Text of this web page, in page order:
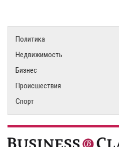
Политика
Недвижимость
Бизнес
Происшествия
Спорт